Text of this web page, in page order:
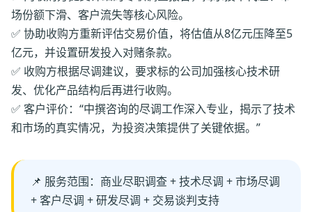
场份额下滑、客户流失等核心风险。
✅ 协助收购方重新评估交易价值，将估值从8亿元压降至5
亿元，并设置研发投入对赌条款。
✅ 收购方根据尽调建议，要求标的公司加强核心技术研
发、优化产品结构后再进行收购。
✅ 客户评价：“中撰咨询的尽调工作深入专业，揭示了技术
和市场的真实情况，为投资决策提供了关键依据。”
📌 服务范围：商业尽职调查 + 技术尽调 + 市场尽调
+ 客户尽调 + 研发尽调 + 交易谈判支持